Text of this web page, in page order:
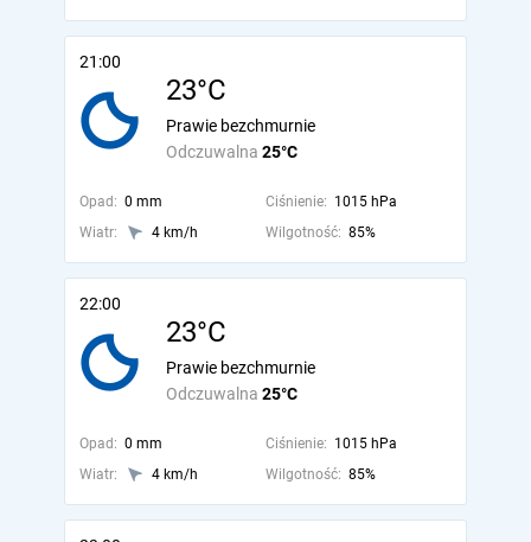
21:00
23°C
Odczuwalna 25°C
Prawie bezchmurnie
Opad: 0 mm Ciśnienie: 1015 hPa
Wiatr:
4 km/h Wilgotność: 85%
22:00
23°C
Odczuwalna 25°C
Prawie bezchmurnie
Opad: 0 mm Ciśnienie: 1015 hPa
Wiatr:
4 km/h Wilgotność: 85%